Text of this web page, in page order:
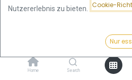
4.063,46€
Home Search
Somalia Elefant 1oz Goldmünze
Somalia Elefant
Nutzererlebnis zu bieten.
Cookie-
Nur